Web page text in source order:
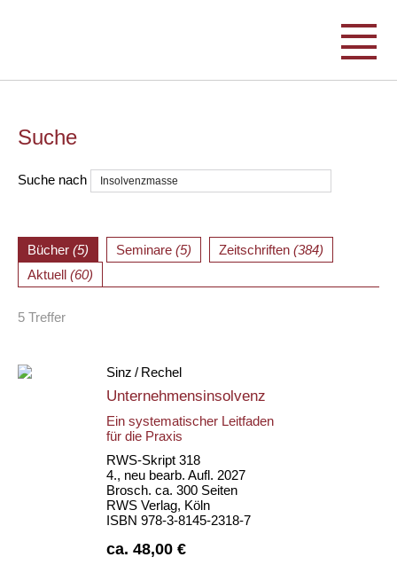
Suche
Suche nach
Bücher (5) Seminare (5) Zeitschriften (384)
Aktuell (60)
5 Treffer
Sinz / Rechel
Unternehmensinsolvenz
Ein systematischer Leitfaden
für die Praxis
RWS-Skript 318
4., neu bearb. Aufl. 2027
Brosch. ca. 300 Seiten
RWS Verlag, Köln
ISBN 978-3-8145-2318-7
ca. 48,00 €